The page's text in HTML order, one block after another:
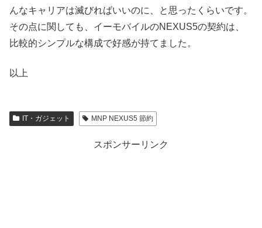
んなキャリアは滅びればいいのに、と思ったくらいです。
その点に関しても、イーモバイルのNEXUS5の契約は、
比較的シンプルな構成で好感が持てました。
以上
IT・ガジェット MNP NEXUS5 節約
スポンサーリンク